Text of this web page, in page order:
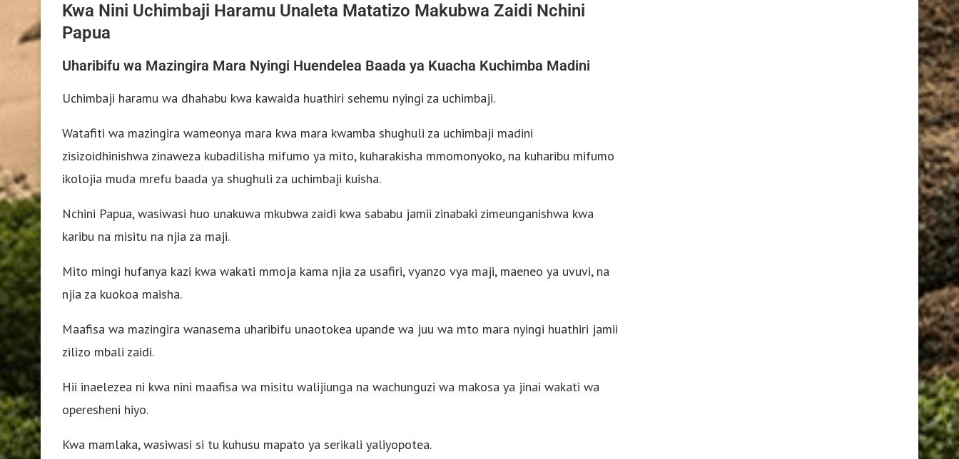
Kwa Nini Uchimbaji Haramu Unaleta Matatizo Makubwa Zaidi Nchini
Papua
Uharibifu wa Mazingira Mara Nyingi Huendelea Baada ya Kuacha Kuchimba Madini
Uchimbaji haramu wa dhahabu kwa kawaida huathiri sehemu nyingi za uchimbaji.
Watafiti wa mazingira wameonya mara kwa mara kwamba shughuli za uchimbaji madini
zisizoidhinishwa zinaweza kubadilisha mifumo ya mito, kuharakisha mmomonyoko, na kuharibu mifumo
ikolojia muda mrefu baada ya shughuli za uchimbaji kuisha.
Nchini Papua, wasiwasi huo unakuwa mkubwa zaidi kwa sababu jamii zinabaki zimeunganishwa kwa
karibu na misitu na njia za maji.
Mito mingi hufanya kazi kwa wakati mmoja kama njia za usafiri, vyanzo vya maji, maeneo ya uvuvi, na
njia za kuokoa maisha.
Maafisa wa mazingira wanasema uharibifu unaotokea upande wa juu wa mto mara nyingi huathiri jamii
zilizo mbali zaidi.
Hii inaelezea ni kwa nini maafisa wa misitu walijiunga na wachunguzi wa makosa ya jinai wakati wa
operesheni hiyo.
Kwa mamlaka, wasiwasi si tu kuhusu mapato ya serikali yaliyopotea.